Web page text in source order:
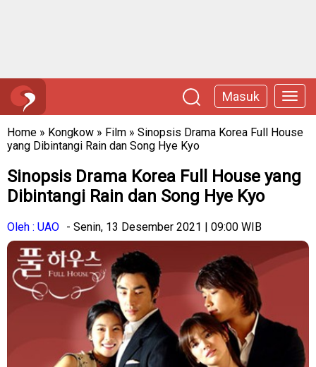
Masuk
Home » Kongkow » Film » Sinopsis Drama Korea Full House
yang Dibintangi Rain dan Song Hye Kyo
Sinopsis Drama Korea Full House yang
Dibintangi Rain dan Song Hye Kyo
Oleh : UAO - Senin, 13 Desember 2021 | 09:00 WIB